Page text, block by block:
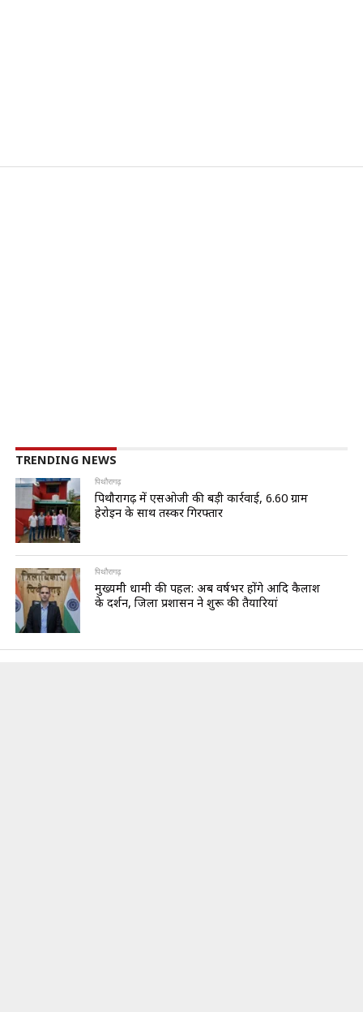
TRENDING NEWS
पिथौरागढ़
पिथौरागढ़ में एसओजी की बड़ी कार्रवाई, 6.60 ग्राम
हेरोइन के साथ तस्कर गिरफ्तार
पिथौरागढ़
मुख्यमंत्री धामी की पहल: अब वर्षभर होंगे आदि कैलाश
के दर्शन, जिला प्रशासन ने शुरू की तैयारियां